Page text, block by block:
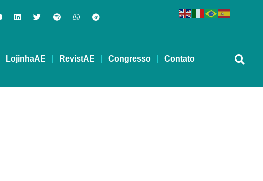
LojinhaAE RevistAE Congresso Contato